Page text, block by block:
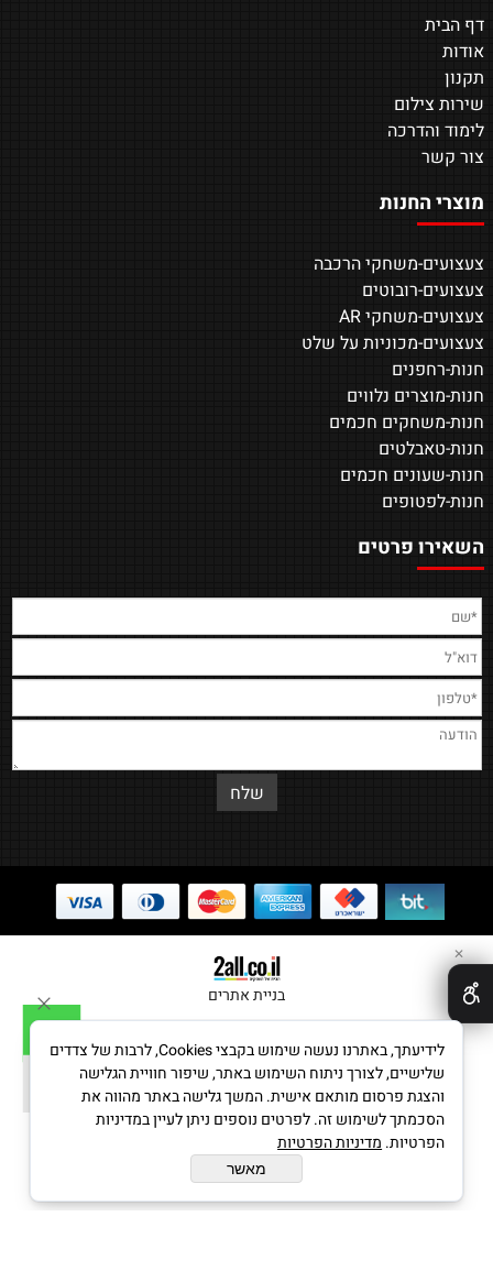
דף הבית
אודות
תקנון
שירות צילום
לימוד והדרכה
צור קשר
מוצרי החנות
צעצועים-משחקי הרכבה
צעצועים-רובוטים
צעצועים-משחקי AR
צעצועים-מכוניות על שלט
חנות-רחפנים
חנות-מוצרים נלווים
חנות-משחקים חכמים
חנות-טאבלטים
חנות-שעונים חכמים
חנות-לפטופים
השאירו פרטים
בניית אתרים
✕
לידיעתך, באתרנו נעשה שימוש בקבצי Cookies, לרבות של צדדים
שלישיים, לצורך ניתוח השימוש באתר, שיפור חוויית הגלישה
והצגת פרסום מותאם אישית. המשך גלישה באתר מהווה את
הסכמתך לשימוש זה. לפרטים נוספים ניתן לעיין במדיניות
הפרטיות. מדיניות הפרטיות
מאשר